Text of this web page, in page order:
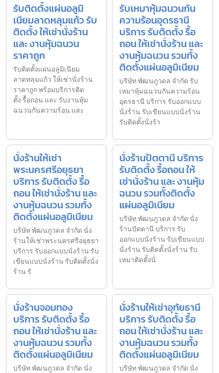
รับติดตั้งแผ่นอลูมิ
เนียมลาดหลุมแก้ว รับ
ติดตั้ง ให้เช่านั่งร้าน
และ งานหุ้มฉนวน
ราคาถูก
รับติดตั้งแผ่นอลูมิเนียม
ลาดหลุมแก้ว ให้เช่านั่งร้าน
ราคาถูก พร้อมบริการติด
ตั้ง รื้อถอน และ รับงานหุ้ม
ฉนวนกันความร้อน และ
รับเหมาหุ้มฉนวนกัน
ความร้อนอุดรธานี
บริการ รับติดตั้ง รื้อ
ถอน ให้เช่านั่งร้าน และ
งานหุ้มฉนวน รวมทั้ง
ติดตั้งแผ่นอลูมิเนียม
บริษัท พัฒนภูวดล จำกัด รับ
เหมาหุ้มฉนวนกันความร้อน
อุดรธานี บริการ รับออกแบบ
นั่งร้าน รับเขียนแบบนั่งร้าน
รับติดตั้งนั่งร้า
นั่งร้านให้เช่า
พระนครศรีอยุธยา
บริการ รับติดตั้ง รื้อ
ถอน ให้เช่านั่งร้าน และ
งานหุ้มฉนวน รวมทั้ง
ติดตั้งแผ่นอลูมิเนียม
บริษัท พัฒนภูวดล จำกัด นั่ง
ร้านให้เช่าพระนครศรีอยุธยา
บริการ รับออกแบบนั่งร้าน รับ
เขียนแบบนั่งร้าน รับติดตั้งนั่ง
ร้าน รั
นั่งร้านปัตตานี บริการ
รับติดตั้ง รื้อถอน ให้
เช่านั่งร้าน และ งานหุ้ม
ฉนวน รวมทั้งติดตั้ง
แผ่นอลูมิเนียม
บริษัท พัฒนภูวดล จำกัด นั่ง
ร้านปัตตานี บริการ รับ
ออกแบบนั่งร้าน รับเขียนแบบ
นั่งร้าน รับติดตั้งนั่งร้าน รับ
เหมาติดตั้งนั่
นั่งร้านจอมทอง
บริการ รับติดตั้ง รื้อ
ถอน ให้เช่านั่งร้าน และ
งานหุ้มฉนวน รวมทั้ง
ติดตั้งแผ่นอลูมิเนียม
บริษัท พัฒนภูวดล จำกัด นั่ง
นั่งร้านให้เช่าอุทัยธานี
บริการ รับติดตั้ง รื้อ
ถอน ให้เช่านั่งร้าน และ
งานหุ้มฉนวน รวมทั้ง
ติดตั้งแผ่นอลูมิเนียม
บริษัท พัฒนภูวดล จำกัด นั่ง